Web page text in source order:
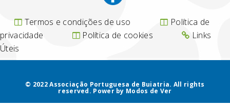
Termos e condições de uso
Política de
privacidade
Política de cookies
Links
Úteis
© 2022 Associação Portuguesa de Buiatria. All rights
reserved. Power by Modos de Ver